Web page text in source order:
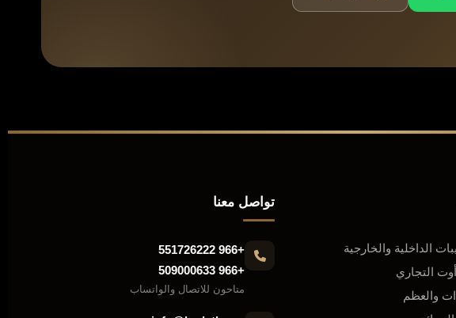
الداخلية والخارجية
التجاري
والعظم
تواصل معنا
+966 551726222
+966 509000633
متاحون للاتصال والواتساب